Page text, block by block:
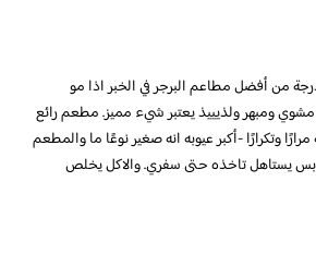
من أفضل مطاعم البرجر في الخبر اذا مو
مشوي ومبهر ولذيييذ يعتبر شيء مميز. مطعم رائع
وتكرارًا -أكبر عيوبه انه صغير نوعًا ما والمطعم
بس يستاهل تاخذه حتى سفري. والاكل يخلص